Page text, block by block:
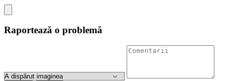
Raportează o problemă